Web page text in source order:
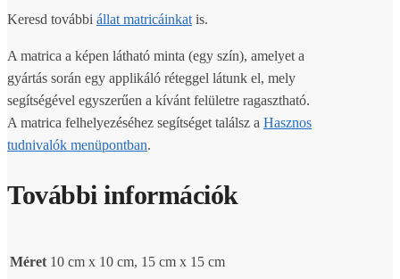
Keresd további állat matricáinkat is.
A matrica a képen látható minta (egy szín), amelyet a
gyártás során egy applikáló réteggel látunk el, mely
segítségével egyszerűen a kívánt felületre ragasztható.
A matrica felhelyezéséhez segítséget találsz a Hasznos
tudnivalók menüpontban.
További információk
Méret 10 cm x 10 cm, 15 cm x 15 cm